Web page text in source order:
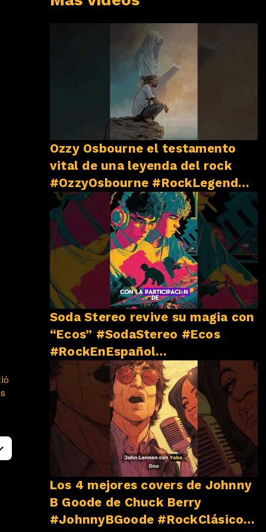
Ozzy Osbourne el testamento
vital de una leyenda del rock
#OzzyOsbourne #RockLegend
#BlackSabbath
Soda Stereo revive su magia con
“Ecos” #SodaStereo #Ecos
#RockEnEspañol
#NovedadesMusicales
Los 4 mejores covers de Johnny
B Goode de Chuck Berry
#JohnnyBGoode #RockClásico